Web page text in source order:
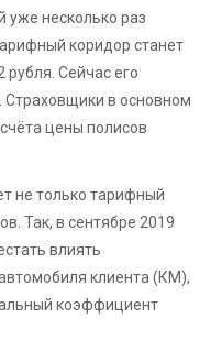
уже несколько раз
коридор станет
рубля. Сейчас его
Страховщики в основном
цены полисов
не только тарифный
Так, в сентябре 2019
влиять
клиента (КМ),
коэффициент